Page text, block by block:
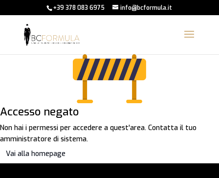
+39 378 083 6975 info@bcformula.it
Accesso negato
Non hai i permessi per accedere a quest'area. Contatta il tuo
amministratore di sistema.
Vai alla homepage